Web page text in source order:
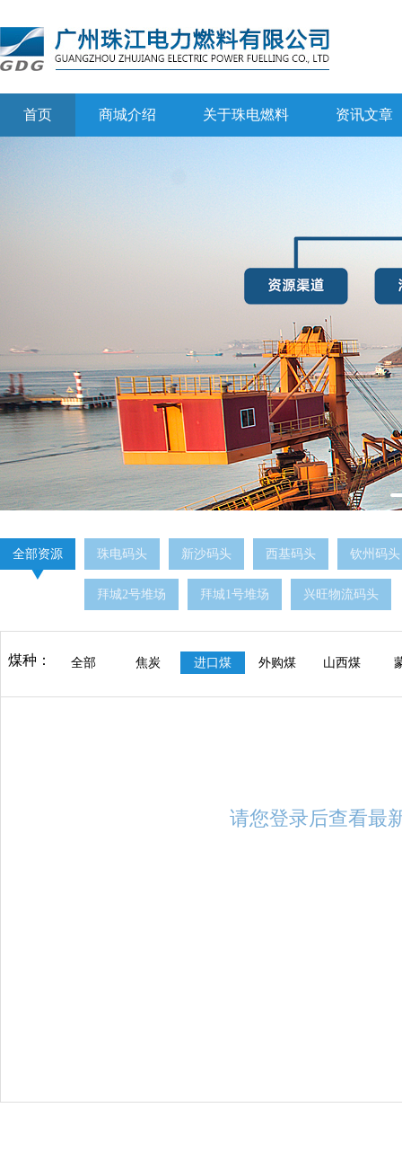
首页 商城介绍 关于珠电燃料 资讯文章
全部资源 珠电码头 新沙码头 西基码头 钦州码头
拜城2号堆场 拜城1号堆场 兴旺物流码头
煤种： 全部 焦炭 进口煤 外购煤 山西煤
请您登录后查看最